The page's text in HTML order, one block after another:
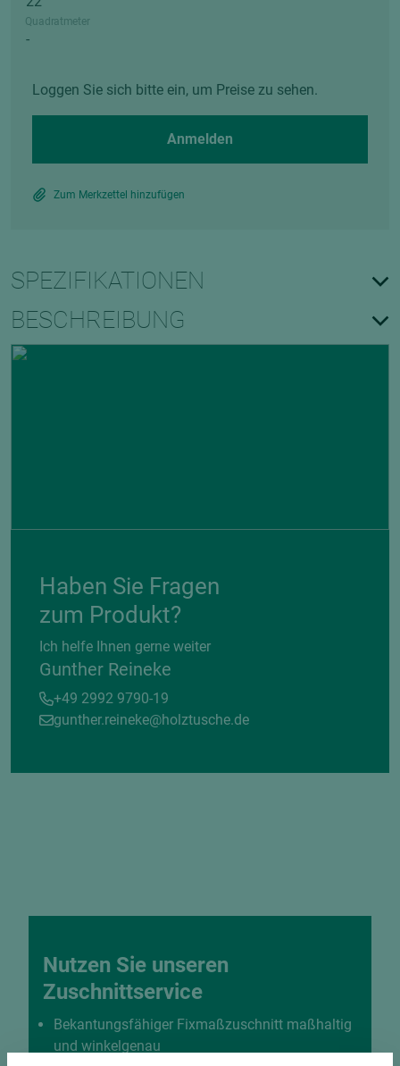
Quadratmeter
Loggen Sie sich bitte ein, um Preise zu sehen.
Anmelden
Zum Merkzettel hinzufügen
SPEZIFIKATIONEN
BESCHREIBUNG
Haben Sie Fragen
zum Produkt?
Ich helfe Ihnen gerne weiter
Gunther Reineke
+49 2992 9790-19
gunther.reineke@holztusche.de
Nutzen Sie unseren
Zuschnittservice
Bekantungsfähiger Fixmaßzuschnitt maßhaltig
und winkelgenau